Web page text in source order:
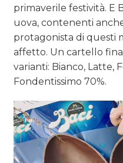
primaverile festività. E
uova, contenenti
protagonista di questi
affetto. Un cartello
varianti: Bianco, Latte,
Fondentissimo 70%.